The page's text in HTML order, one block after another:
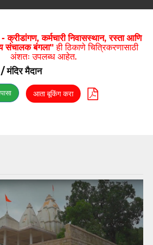
क्रीडांगण, कर्मचारी निवासस्थान, रस्ता आणि
संचालक बंगला" ही ठिकाणे चित्रिकरणासाठी
अंशतः उपलब्ध आहेत.
मंदिर मैदान
आता बूकिंग करा